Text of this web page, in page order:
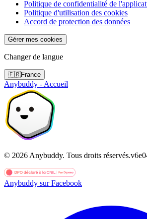
Politique de confidentialité de
Politique d'utilisation des cookies
Accord de protection des données
Gérer mes cookies
Changer de langue
🇫🇷France
Anybuddy - Accueil
© 2026 Anybuddy. Tous droits réservés.v
Anybuddy sur Facebook